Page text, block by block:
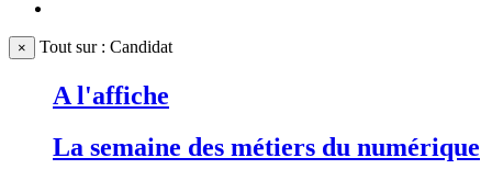
× Tout sur : Candidat
A l'affiche
La semaine des métiers du numérique